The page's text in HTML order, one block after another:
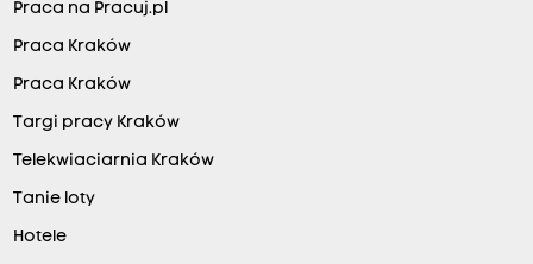
Praca na Pracuj.pl
Praca Kraków
Praca Kraków
Targi pracy Kraków
Telekwiaciarnia Kraków
Tanie loty
Hotele